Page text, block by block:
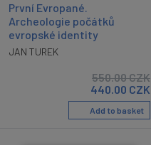
První Evropané.
Archeologie počátků
evropské identity
JAN TUREK
550.00CZK
440.00 CZK
Add to basket